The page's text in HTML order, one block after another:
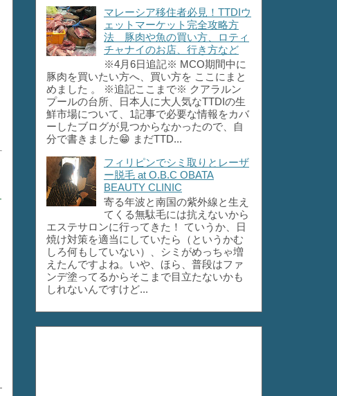
マレーシア移住者必見！TTDIウ
ェットマーケット完全攻略方
法 豚肉や魚の買い方、ロティ
チャナイのお店、行き方など
※4月6日追記※ MCO期間中に
豚肉を買いたい方へ、買い方を ここにまと
めました 。 ※追記ここまで※ クアラルン
プールの台所、日本人に大人気なTTDIの生
鮮市場について、1記事で必要な情報をカバ
ーしたブログが見つからなかったので、自
分で書きました😁 まだTTD...
フィリピンでシミ取りとレーザ
ー脱毛 at O.B.C OBATA
BEAUTY CLINIC
寄る年波と南国の紫外線と生え
てくる無駄毛には抗えないから
エステサロンに行ってきた！ ていうか、日
焼け対策を適当にしていたら（というかむ
しろ何もしていない）、シミがめっちゃ増
えたんですよね。いや、ほら、普段はファ
ンデ塗ってるからそこまで目立たないかも
しれないんですけど...